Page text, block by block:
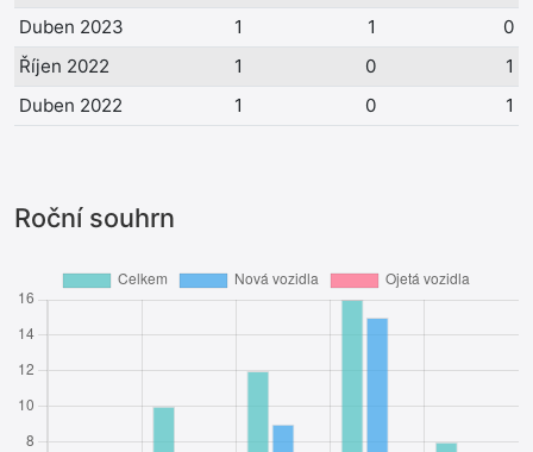
Duben 2023
1 1
0
Říjen 2022
1 0
1
Duben 2022
1 0 1
Roční souhrn